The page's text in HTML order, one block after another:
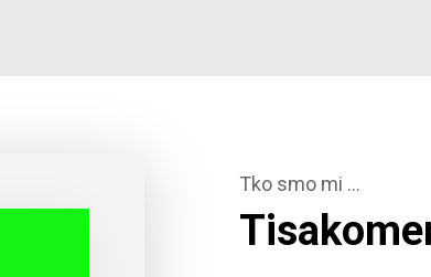
Tko smo mi …